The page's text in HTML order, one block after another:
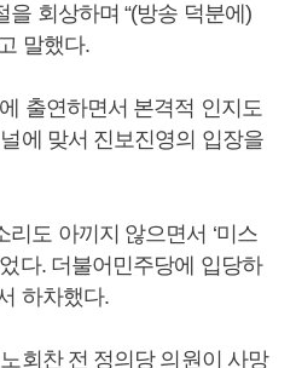
을 회상하며 “(방송 덕분에)
말했다.
출연하면서 본격적 인지도
에 맞서 진보진영의 입장을
도 아끼지 않으면서 ‘미스
다. 더불어민주당에 입당하
하차했다.
회찬 전 정의당 의원이 사망